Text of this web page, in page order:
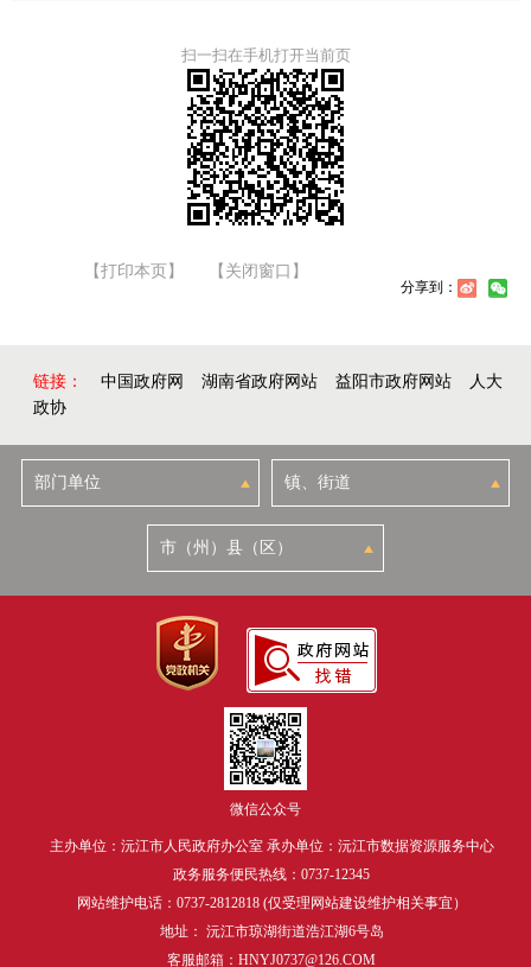
扫一扫在手机打开当前页
【打印本页】 【关闭窗口】
分享到：
链接： 中国政府网 湖南省政府网站 益阳市政府网站
人大
政协
微信公众号
主办单位：沅江市人民政府办公室 承办单位：沅江市数据资源服务中心
政务服务便民热线：0737-12345
网站维护电话：0737-2812818 (仅受理网站建设维护相关事宜）
地址： 沅江市琼湖街道浩江湖6号岛
客服邮箱：HNYJ0737@126.COM